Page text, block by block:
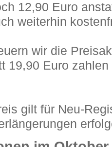
12,90 Euro
weiterhin
wir die
19,90 Euro
gilt für Neu-